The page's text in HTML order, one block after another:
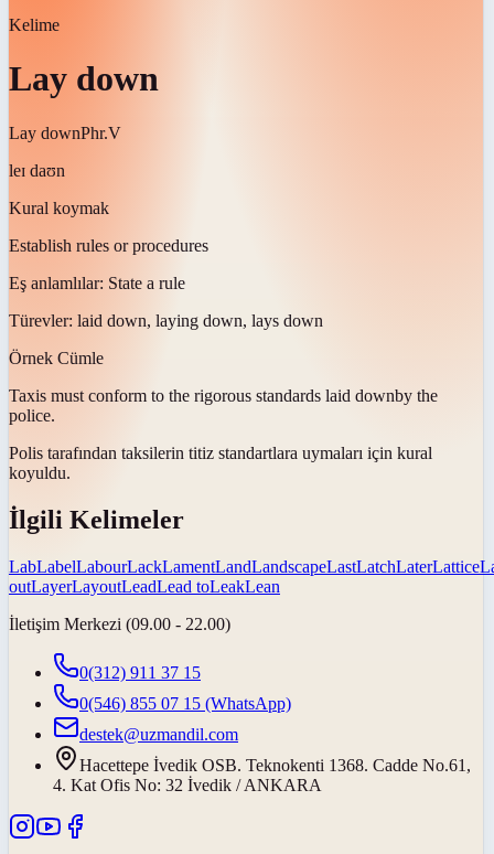
Kelime
Lay down
Lay downPhr.V
leɪ daʊn
Kural koymak
Establish rules or procedures
Eş anlamlılar: State a rule
Türevler: laid down, laying down, lays down
Örnek Cümle
Taxis must conform to the rigorous standards laid downby the
police.
Polis tarafından taksilerin titiz standartlara uymaları için kural
koyuldu.
İlgili Kelimeler
LabLabelLabourLackLamentLandLandscapeLastLatchLaterLattice
outLayerLayoutLeadLead toLeakLean
İletişim Merkezi (09.00 - 22.00)
0(312) 911 37 15
0(546) 855 07 15 (WhatsApp)
destek@uzmandil.com
Hacettepe İvedik OSB. Teknokenti 1368. Cadde No.61,
4. Kat Ofis No: 32 İvedik / ANKARA